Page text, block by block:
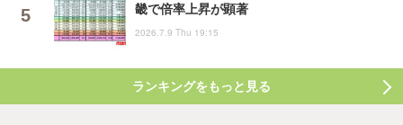
畿で倍率上昇が顕著
2026.7.9 Thu 19:15
ランキングをもっと見る